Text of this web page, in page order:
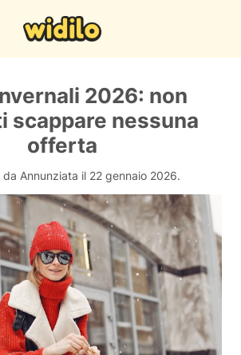
2026: non
scappare nessuna
offerta
Annunziata il 22 gennaio 2026.